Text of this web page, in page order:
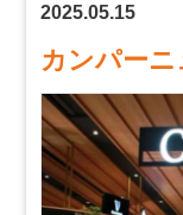
2025.05.15
カンパー